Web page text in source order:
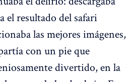
el resultado del safari
las mejores imágenes,
con un pie que
divertido, en la